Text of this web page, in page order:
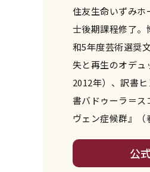
住友生命いずみ
士後期課程修了。
和5年度芸術選奨
失と再生のオデュ
2012年）、訳書
書バドゥーラ＝ス
ヴェン症候群』（
公